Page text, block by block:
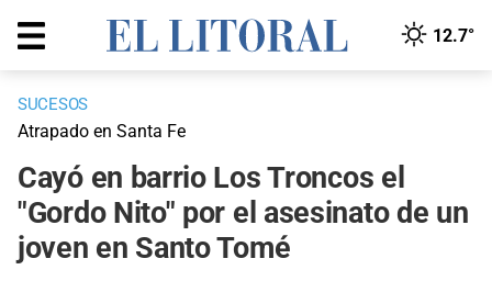
12.7°
SUCESOS
Atrapado en Santa Fe
Cayó en barrio Los Troncos el
"Gordo Nito" por el asesinato de un
joven en Santo Tomé